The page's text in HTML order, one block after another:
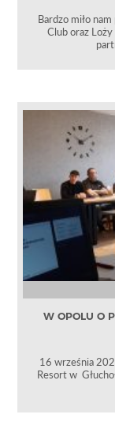
Bardzo miło
Club oraz
W OPOLU O
16 września
Resort w